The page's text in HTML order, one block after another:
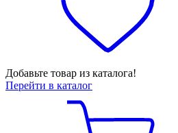
Добавьте товар из каталога!
Перейти в каталог